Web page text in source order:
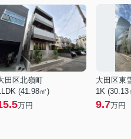
田区北嶺町
(41.98㎡)
万円
大田区東
1K (30.13
9.7万円